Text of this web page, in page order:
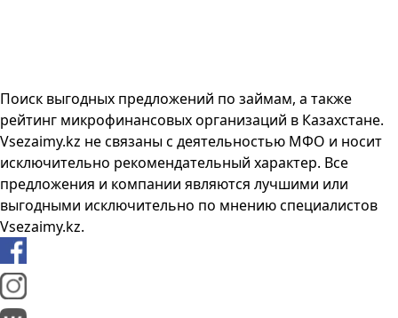
Поиск выгодных предложений по займам, а также
рейтинг микрофинансовых организаций в Казахстане.
Vsezaimy.kz не связаны с деятельностью МФО и носит
исключительно рекомендательный характер. Все
предложения и компании являются лучшими или
выгодными исключительно по мнению специалистов
Vsezaimy.kz.